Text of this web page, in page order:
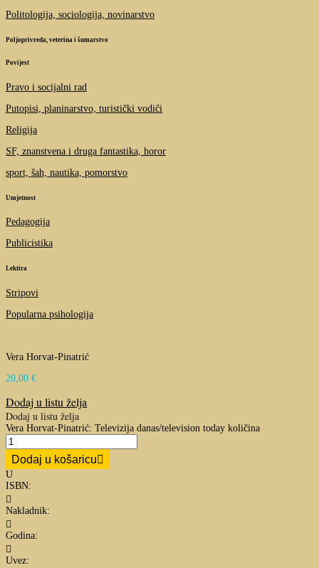
Politologija, sociologija, novinarstvo
Poljoprivreda, veterina i šumarstvo
Povijest
Pravo i socijalni rad
Putopisi, planinarstvo, turistički vodiči
Religija
SF, znanstvena i druga fantastika, horor
sport, šah, nautika, pomorstvo
Umjetnost
Pedagogija
Publicistika
Lektira
Stripovi
Popularna psihologija
Vera Horvat-Pinatrić
20,00 €
Dodaj u listu želja
Dodaj u listu želja
Vera Horvat-Pinatrić: Televizija danas/television today količina
Dodaj u košaricu
U
ISBN:

Nakladnik:

Godina:

Uvez: